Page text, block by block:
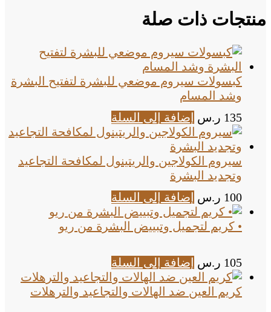
منتجات ذات صلة
كبسولات سيروم موضعي للبشرة لتفتيح البشرة
وشد المسام
135 ر.س إضافة إلى السلة
سيروم الكولاجين والريتينول لمكافحة التجاعيد
وتجديد البشرة
100 ر.س إضافة إلى السلة
• كريم لتجميل وتبييض البشرة من ريو
105 ر.س إضافة إلى السلة
كريم العين ضد الهالات والتجاعيد والترهلات